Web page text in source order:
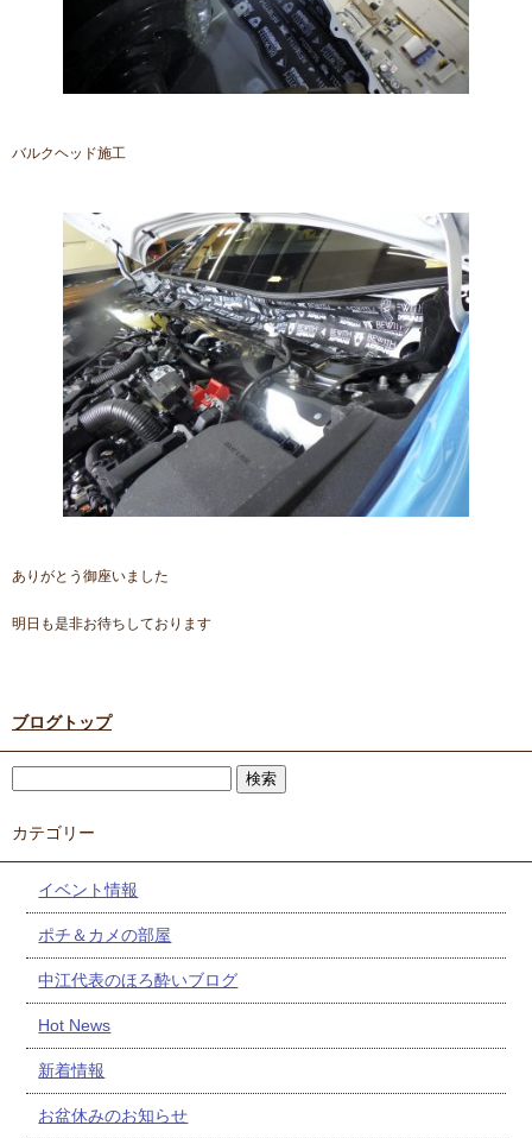
バルクヘッド施工
ありがとう御座いました
明日も是非お待ちしております
ブログトップ
カテゴリー
イベント情報
ポチ＆カメの部屋
中江代表のほろ酔いブログ
Hot News
新着情報
お盆休みのお知らせ